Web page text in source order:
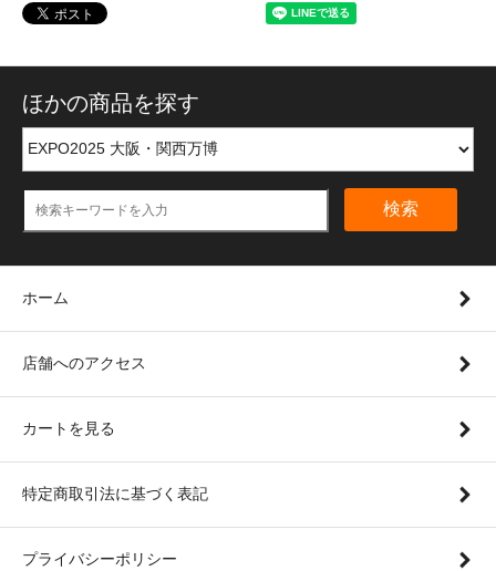
ほかの商品を探す
検索
ホーム
店舗へのアクセス
カートを見る
特定商取引法に基づく表記
プライバシーポリシー